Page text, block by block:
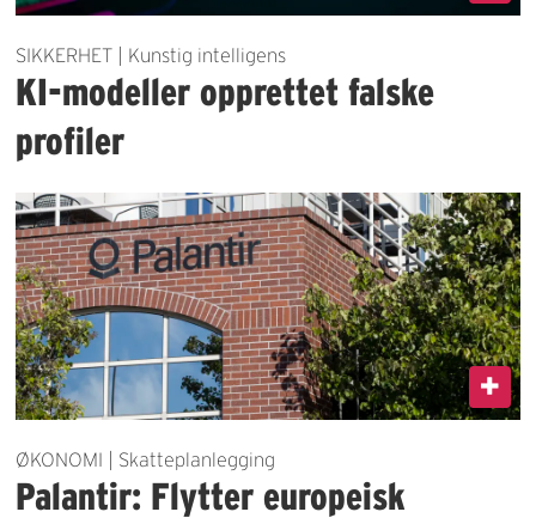
SIKKERHET | Kunstig intelligens
KI-modeller opprettet falske
profiler
ØKONOMI | Skatteplanlegging
Palantir: Flytter europeisk